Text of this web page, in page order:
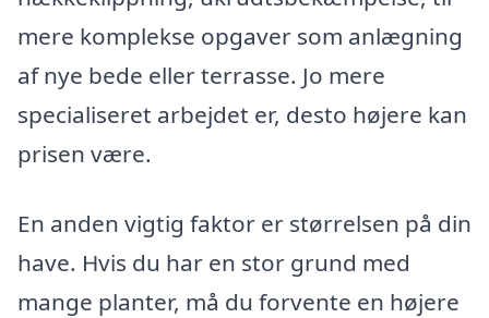
mere komplekse opgaver som anlægning
af nye bede eller terrasse. Jo mere
specialiseret arbejdet er, desto højere kan
prisen være.
En anden vigtig faktor er størrelsen på din
have. Hvis du har en stor grund med
mange planter, må du forvente en højere